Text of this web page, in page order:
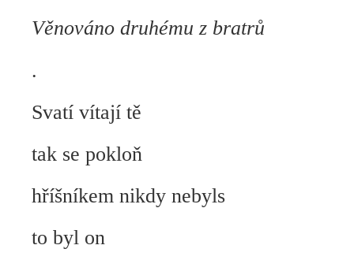
Věnováno druhému z bratrů
.
Svatí vítají tě
tak se pokloň
hříšníkem nikdy nebyls
to byl on